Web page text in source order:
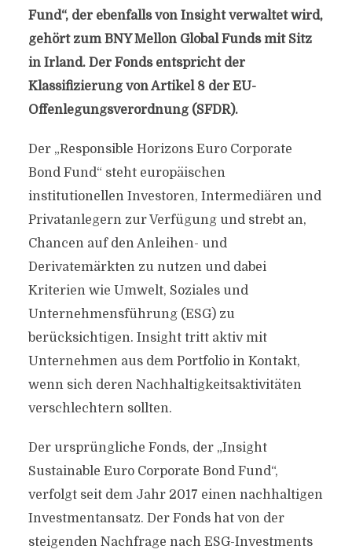
Fund“, der ebenfalls von Insight verwaltet wird,
gehört zum BNY Mellon Global Funds mit Sitz
in Irland. Der Fonds entspricht der
Klassifizierung von Artikel 8 der EU-
Offenlegungsverordnung (SFDR).
Der „Responsible Horizons Euro Corporate
Bond Fund“ steht europäischen
institutionellen Investoren, Intermediären und
Privatanlegern zur Verfügung und strebt an,
Chancen auf den Anleihen- und
Derivatemärkten zu nutzen und dabei
Kriterien wie Umwelt, Soziales und
Unternehmensführung (ESG) zu
berücksichtigen. Insight tritt aktiv mit
Unternehmen aus dem Portfolio in Kontakt,
wenn sich deren Nachhaltigkeitsaktivitäten
verschlechtern sollten.
Der ursprüngliche Fonds, der „Insight
Sustainable Euro Corporate Bond Fund“,
verfolgt seit dem Jahr 2017 einen nachhaltigen
Investmentansatz. Der Fonds hat von der
steigenden Nachfrage nach ESG-Investments